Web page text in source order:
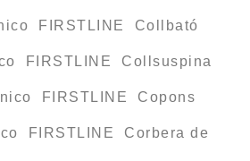
FIRSTLINE Collbató
FIRSTLINE Collsuspina
FIRSTLINE Copons
FIRSTLINE Corbera de